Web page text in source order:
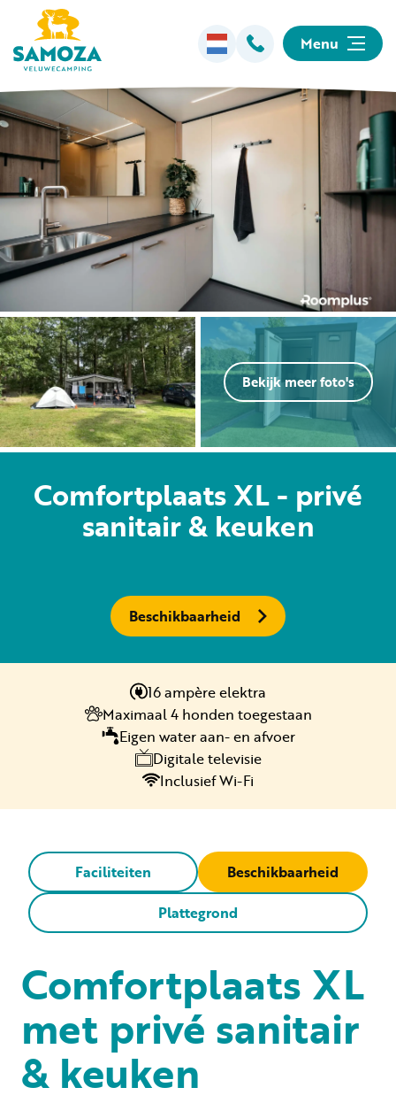
Menu
Overnachten
Faciliteiten
Animatie
Omgeving
Informatie
Kamperen
Huren
Particulier huren
+31 (0) 577 411 283
Gastinformatie
Contact
Werken bij
Mijn Samoza
Bekijk meer foto's
Comfortplaats XL - privé
sanitair & keuken
Beschikbaarheid
16 ampère elektra
Maximaal 4 honden toegestaan
Eigen water aan- en afvoer
Digitale televisie
Inclusief Wi-Fi
Faciliteiten
Beschikbaarheid
Plattegrond
Comfortplaats XL
met privé sanitair
& keuken